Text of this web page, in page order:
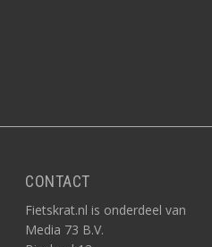
CONTACT
Fietskrat.nl is onderdeel van
Media 73 B.V.